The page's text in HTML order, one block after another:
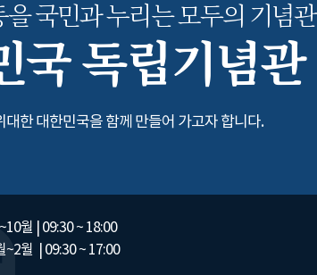
을 국민과 누리는모두의 기념관
국 독립기념관
대한 대한민국을 함께 만들어 가고자 합니다.
월
| 09:30 ~ 18:00
~2월
| 09:30 ~ 17:00